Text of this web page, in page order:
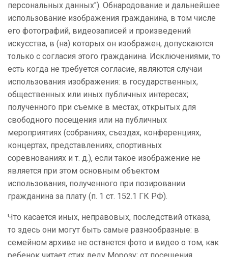
персональных данных"). Обнародование и дальнейшее
использование изображения гражданина, в том числе
его фотографий, видеозаписей и произведений
искусства, в (на) которых он изображен, допускаются
только с согласия этого гражданина. Исключениями, то
есть когда не требуется согласие, являются случаи
использования изображения: в государственных,
общественных или иных публичных интересах;
полученного при съемке в местах, открытых для
свободного посещения или на публичных
мероприятиях (собраниях, съездах, конференциях,
концертах, представлениях, спортивных
соревнованиях и т. д.), если такое изображение не
является при этом основным объектом
использования, полученного при позировании
гражданина за плату (п. 1 ст. 152.1 ГК РФ).
Что касается иных, неправовых, последствий отказа,
то здесь они могут быть самые разнообразные: в
семейном архиве не останется фото и видео о том, как